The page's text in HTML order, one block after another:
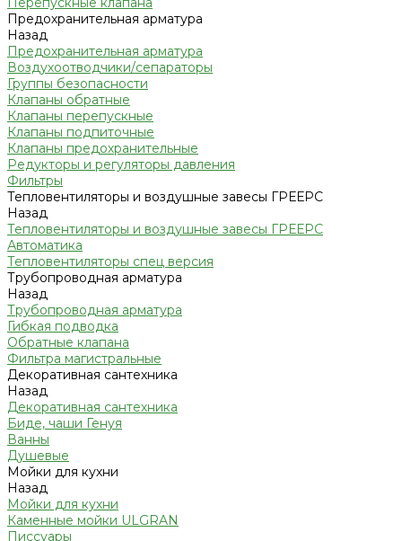
Предохранительная арматура
Назад
Предохранительная арматура
Воздухоотводчики/сепараторы
Группы безопасности
Клапаны обратные
Клапаны перепускные
Клапаны подпиточные
Клапаны предохранительные
Редукторы и регуляторы давления
Фильтры
Тепловентиляторы и воздушные завесы ГРЕЕРС
Назад
Тепловентиляторы и воздушные завесы ГРЕЕРС
Автоматика
Тепловентиляторы спец версия
Трубопроводная арматура
Назад
Трубопроводная арматура
Гибкая подводка
Обратные клапана
Фильтра магистральные
Декоративная сантехника
Назад
Декоративная сантехника
Биде, чаши Генуя
Ванны
Душевые
Мойки для кухни
Назад
Мойки для кухни
Каменные мойки ULGRAN
Писсуары